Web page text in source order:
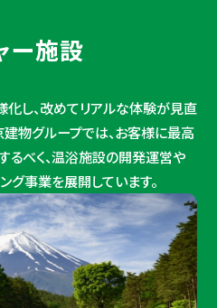
ー施設
化し、改めてリアルな体験が見直
物グループでは、お客様に最高
るべく、温浴施設の開発運営や
グ事業を展開しています。